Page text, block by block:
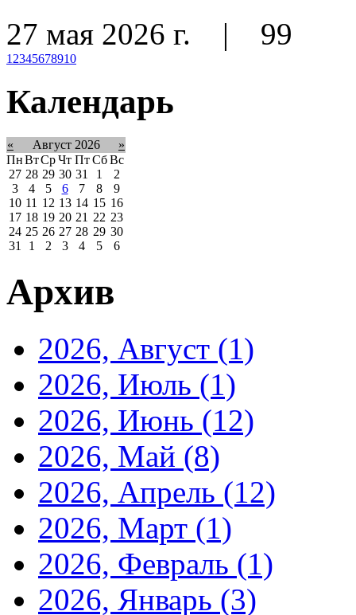
27 мая 2026 г. | 99
1 2345678910
Календарь
« Август 2026
»
ПнВтСрЧт Пт Сб Вс
27 28 29 30 31 1
2
3
4 5 6 7 8
9
10 11 12 13 14 15 16
17 18 19 20 21 22 23
24 25 26 27 28 29 30
31
1 2 3 4 5 6
Архив
2026, Август (1)
2026, Июль (1)
2026, Июнь (12)
2026, Май (8)
2026, Апрель (12)
2026, Март (1)
2026, Февраль (1)
2026, Январь (3)